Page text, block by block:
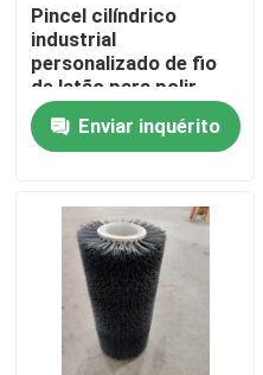
Fale Conosco
Pedir um orçamento
Faixa de escova industrial
Pincel cilíndrico industrial
Escova de rolos industrial
Pincel cilíndrico
industrial
personalizado de fio
de latão para polir
metal/madeira
Enviar inquérito